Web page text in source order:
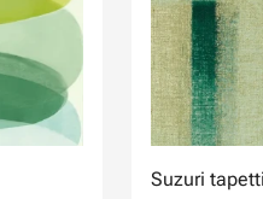
Suzuri tapetti